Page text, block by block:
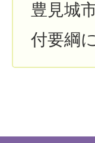
豊見城
付要綱